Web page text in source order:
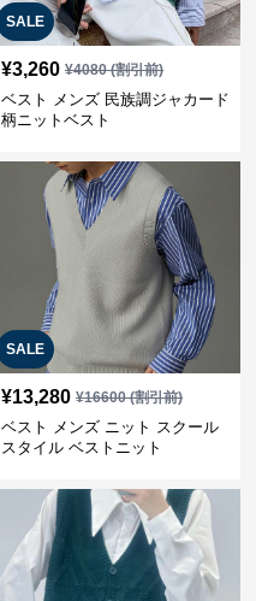
SALE
¥3,260 ¥4080(割引前)
ベスト メンズ 民族調ジャカード
柄ニットベスト
SALE
¥13,280 ¥16600(割引前)
ベスト メンズ ニット スクール
スタイル ベストニット